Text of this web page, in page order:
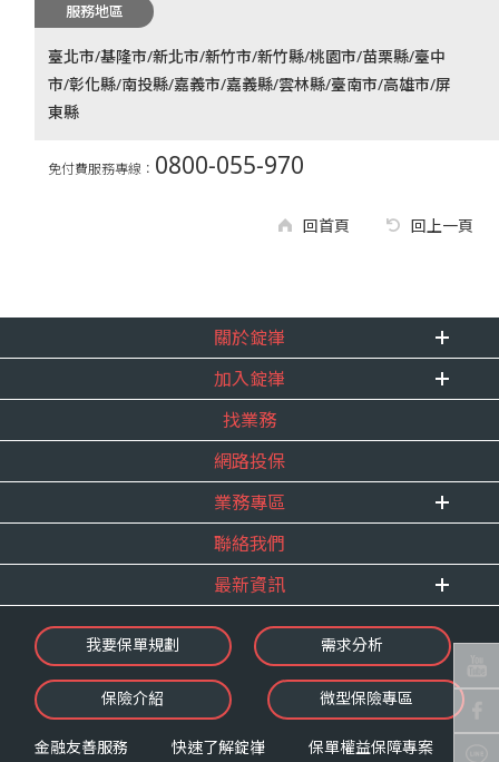
服務地區
臺北市/基隆市/新北市/新竹市/新竹縣/桃園市/苗栗縣/臺中
市/彰化縣/南投縣/嘉義市/嘉義縣/雲林縣/臺南市/高雄市/屏
東縣
免付費服務專線： 0800-055-970
回首頁 回上一頁
關於錠嵂
企業資訊
重要事跡
得獎紀錄
服務宣言
合作夥伴
加入錠嵂
內勤招聘
精英招募
年度增員計畫
找業務
網路投保
業務專區
E 線資源網
聯絡我們
最新資訊
最新消息
錠嵂焦點
影音頻道
業務資源分享
我要保單規劃 需求分析
保險介紹 微型保險專區
金融友善服務 快速了解錠嵂 保單權益保障專案